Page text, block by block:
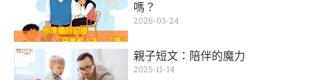
嗎？
2026-03-24
親子短文：陪伴的魔力
2025-11-14